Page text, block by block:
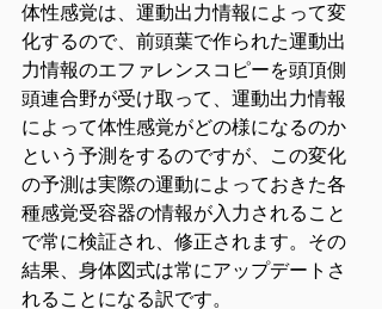
体性感覚は、運動出力情報によって変
化するので、前頭葉で作られた運動出
力情報のエファレンスコピーを頭頂側
頭連合野が受け取って、運動出力情報
によって体性感覚がどの様になるのか
という予測をするのですが、この変化
の予測は実際の運動によっておきた各
種感覚受容器の情報が入力されること
で常に検証され、修正されます。その
結果、身体図式は常にアップデートさ
れることになる訳です。